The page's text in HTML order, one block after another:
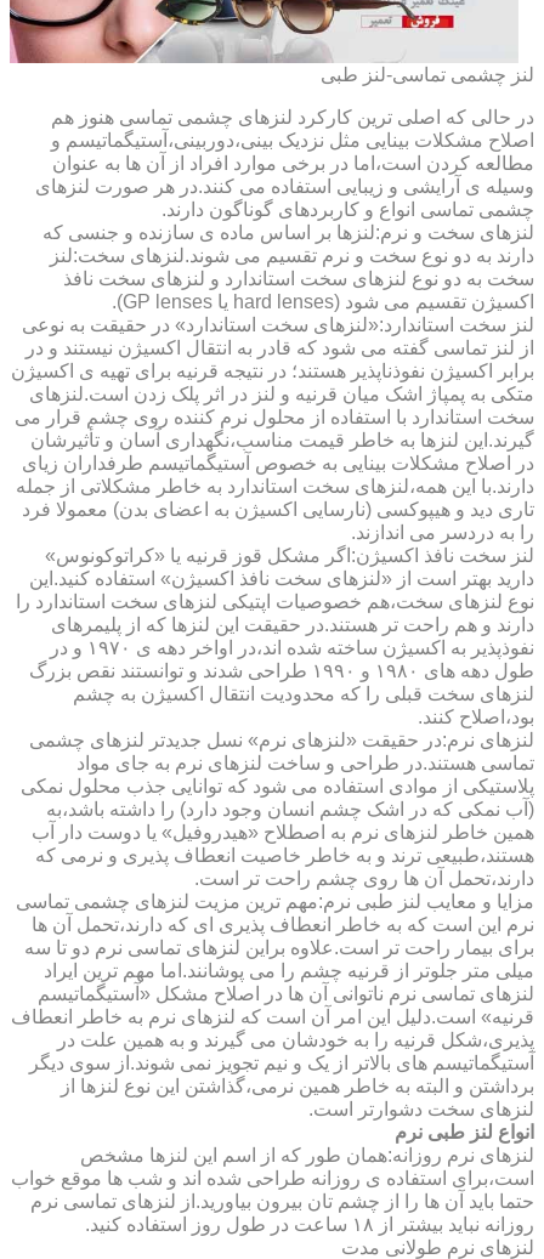
لنز چشمی تماسی-لنز طبی
در حالی که اصلی ترین کارکرد لنزهای چشمی تماسی هنوز هم
اصلاح مشکلات بینایی مثل نزدیک بینی،دوربینی،آستیگماتیسم و
مطالعه کردن است،اما در برخی موارد افراد از آن ها به عنوان
وسیله ی آرایشی و زیبایی استفاده می کنند.در هر صورت لنزهای
چشمی تماسی انواع و کاربردهای گوناگون دارند.
لنزهای سخت و نرم:لنزها بر اساس ماده ی سازنده و جنسی که
دارند به دو نوع سخت و نرم تقسیم می شوند.لنزهای سخت:لنز
سخت به دو نوع لنزهای سخت استاندارد و لنزهای سخت نافذ
اکسیژن تقسیم می شود (hard lenses یا GP lenses).
لنز سخت استاندارد:«لنزهای سخت استاندارد» در حقیقت به نوعی
از لنز تماسی گفته می شود که قادر به انتقال اکسیژن نیستند و در
برابر اکسیژن نفوذناپذیر هستند؛ در نتیجه قرنیه برای تهیه ی اکسیژن
متکی به پمپاژ اشک میان قرنیه و لنز در اثر پلک زدن است.لنزهای
سخت استاندارد با استفاده از محلول نرم کننده روی چشم قرار می
گیرند.این لنزها به خاطر قیمت مناسب،نگهداری آسان و تأثیرشان
در اصلاح مشکلات بینایی به خصوص آستیگماتیسم طرفداران زیای
دارند.با این همه،لنزهای سخت استاندارد به خاطر مشکلاتی از جمله
تاری دید و هیپوکسی (نارسایی اکسیژن به اعضای بدن) معمولا فرد
را به دردسر می اندازند.
لنز سخت نافذ اکسیژن:اگر مشکل قوز قرنیه یا «کراتوکونوس»
دارید بهتر است از «لنزهای سخت نافذ اکسیژن» استفاده کنید.این
نوع لنزهای سخت،هم خصوصیات اپتیکی لنزهای سخت استاندارد را
دارند و هم راحت تر هستند.در حقیقت این لنزها که از پلیمرهای
نفوذپذیر به اکسیژن ساخته شده اند،در اواخر دهه ی ۱۹۷۰ و در
طول دهه های ۱۹۸۰ و ۱۹۹۰ طراحی شدند و توانستند نقص بزرگ
لنزهای سخت قبلی را که محدودیت انتقال اکسیژن به چشم
بود،اصلاح کنند.
لنزهای نرم:در حقیقت «لنزهای نرم» نسل جدیدتر لنزهای چشمی
تماسی هستند.در طراحی و ساخت لنزهای نرم به جای مواد
پلاستیکی از موادی استفاده می شود که توانایی جذب محلول نمکی
(آب نمکی که در اشک چشم انسان وجود دارد) را داشته باشد،به
همین خاطر لنزهای نرم به اصطلاح «هیدروفیل» یا دوست دار آب
هستند،طبیعی ترند و به خاطر خاصیت انعطاف پذیری و نرمی که
دارند،تحمل آن ها روی چشم راحت تر است.
مزایا و معایب لنز طبی نرم:مهم ترین مزیت لنزهای چشمی تماسی
نرم این است که به خاطر انعطاف پذیری ای که دارند،تحمل آن ها
برای بیمار راحت تر است.علاوه براین لنزهای تماسی نرم دو تا سه
میلی متر جلوتر از قرنیه چشم را می پوشانند.اما مهم ترین ایراد
لنزهای تماسی نرم ناتوانی آن ها در اصلاح مشکل «آستیگماتیسم
قرنیه» است.دلیل این امر آن است که لنزهای نرم به خاطر انعطاف
پذیری،شکل قرنیه را به خودشان می گیرند و به همین علت در
آستیگماتیسم های بالاتر از یک و نیم تجویز نمی شوند.از سوی دیگر
برداشتن و البته به خاطر همین نرمی،گذاشتن این نوع لنزها از
لنزهای سخت دشوارتر است.
انواع لنز طبی نرم
لنزهای نرم روزانه:همان طور که از اسم این لنزها مشخص
است،برای استفاده ی روزانه طراحی شده اند و شب ها موقع خواب
حتما باید آن ها را از چشم تان بیرون بیاورید.از لنزهای تماسی نرم
روزانه نباید بیشتر از ۱۸ ساعت در طول روز استفاده کنید.
لنزهای نرم طولانی مدت